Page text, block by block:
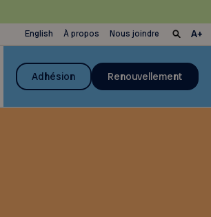
English À propos Nous joindre
Adhésion Renouvellement